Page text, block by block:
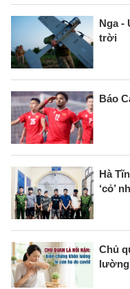
Nga -
trời
Báo
Hà
‘cỏ’
Chủ